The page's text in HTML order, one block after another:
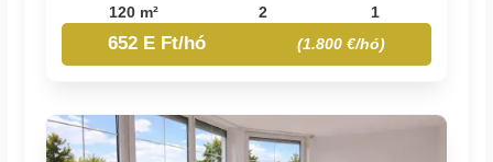
120 m² 2 1
652 E Ft/hó (1.800 €/hó)